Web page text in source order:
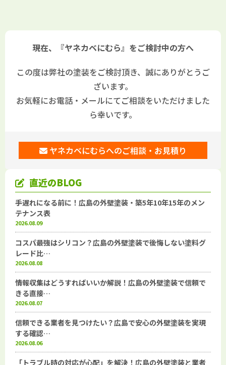
現在、『ヤネカベにむら』をご検討中の方へ
この度は弊社の塗装をご検討頂き、誠にありがとうご
ざいます。
お気軽にお電話・メールにてご相談をいただけました
ら幸いです。
ヤネカベにむらへのご相談・お見積り
直近のBLOG
手遅れになる前に！広島の外壁塗装・築5年10年15年のメン
テナンス表
2026.08.09
コスパ最強はシリコン？広島の外壁塗装で後悔しない塗料グ
レード比…
2026.08.08
情報収集はどうすればいいか解説！広島の外壁塗装で信頼で
きる直接…
2026.08.07
信頼できる業者を見つけたい？広島で安心の外壁塗装を実現
する確認…
2026.08.06
「トラブル時の対応が心配」を解決！広島の外壁塗装と業者